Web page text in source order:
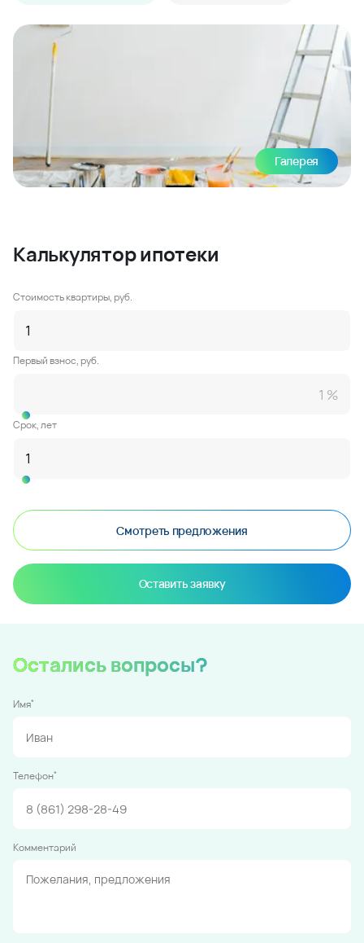
Галерея
Калькулятор ипотеки
Стоимость квартиры, руб.
Первый взнос, руб.
Срок, лет
Смотреть предложения
Оставить заявку
Остались вопросы?
Имя*
Телефон*
Комментарий